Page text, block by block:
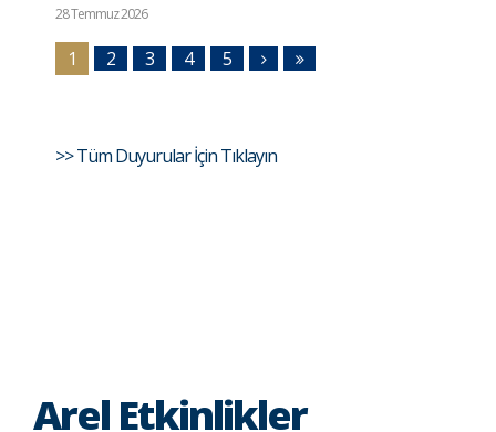
28 Temmuz 2026
1 2 3 4 5
>> Tüm Duyurular İçin Tıklayın
Arel Etkinlikler